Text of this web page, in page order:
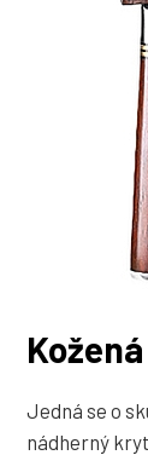
Jedná se o
nádherný kryt